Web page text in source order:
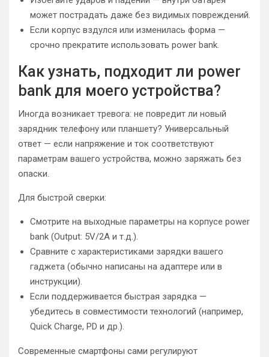
может пострадать даже без видимых повреждений.
Если корпус вздулся или изменилась форма —
срочно прекратите использовать power bank.
Как узнать, подходит ли power
bank для моего устройства?
Иногда возникает тревога: не повредит ли новый
зарядник телефону или планшету? Универсальный
ответ — если напряжение и ток соответствуют
параметрам вашего устройства, можно заряжать без
опаски.
Для быстрой сверки:
Смотрите на выходные параметры на корпусе power
bank (Output: 5V/2A и т.д.).
Сравните с характеристиками зарядки вашего
гаджета (обычно написаны на адаптере или в
инструкции).
Если поддерживается быстрая зарядка —
убедитесь в совместимости технологий (например,
Quick Charge, PD и др.).
Современные смартфоны сами регулируют